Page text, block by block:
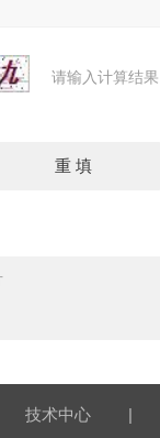
请输入计算结
技术中心 |